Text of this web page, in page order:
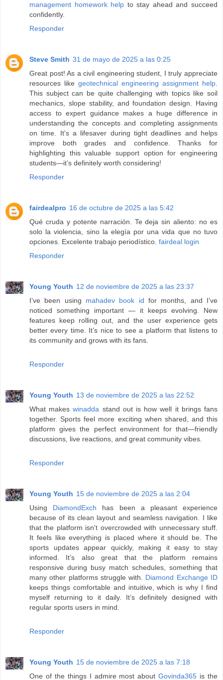
management homework help to stay ahead and succeed
confidently.
Responder
Steve Smith 31 de mayo de 2025 a las 0:25
Great post! As a civil engineering student, I truly appreciate
resources like geotechnical engineering assignment help
This subject can be quite challenging with topics like soil
mechanics, slope stability, and foundation design. Having
access to expert guidance makes a huge difference in
understanding the concepts and completing assignments
on time. It's a lifesaver during tight deadlines and helps
improve both grades and confidence. Thanks for
highlighting this valuable support option for engineering
students—it’s definitely worth considering!
Responder
fairdealpro 16 de octubre de 2025 a las 5:42
Qué cruda y potente narración. Te deja sin aliento: no es
solo la violencia, sino la elegía por una vida que no tuvo
opciones. Excelente trabajo periodístico. fairdeal login
Responder
Young Youth 12 de noviembre de 2025 a las 23:37
I’ve been using mahadev book id for months, and I’ve
noticed something important — it keeps evolving. New
features keep rolling out, and the user experience gets
better every time. It’s nice to see a platform that listens to
its community and grows with its fans.
Responder
Young Youth 13 de noviembre de 2025 a las 22:52
What makeswinadda stand out is how well it brings fans
together. Sports feel more exciting when shared, and this
platform gives the perfect environment for that—friendly
discussions, live reactions, and great community vibes.
Responder
Young Youth 15 de noviembre de 2025 a las 2:04
Using DiamondExch has been a pleasant experience
because of its clean layout and seamless navigation. I like
that the platform isn't overcrowded with unnecessary stuff.
It feels like everything is placed where it should be. The
sports updates appear quickly, making it easy to stay
informed. It’s also great that the platform remains
responsive during busy match schedules, something that
many other platforms struggle with. Diamond Exchange ID
keeps things comfortable and intuitive, which is why I find
myself returning to it daily. It’s definitely designed with
regular sports users in mind.
Responder
Young Youth 15 de noviembre de 2025 a las 7:18
One of the things I admire most aboutGovinda365 is the